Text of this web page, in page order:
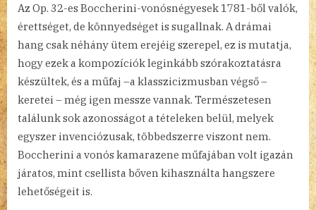
Az Op. 32-es Boccherini-vonósnégyesek 1781-ből valók,
érettséget, de könnyedséget is sugallnak. A drámai
hang csak néhány ütem erejéig szerepel, ez is mutatja,
hogy ezek a kompozíciók leginkább szórakoztatásra
készültek, és a műfaj –a klasszicizmusban végső –
keretei – még igen messze vannak. Természetesen
találunk sok azonosságot a tételeken belül, melyek
egyszer invenciózusak, többedszerre viszont nem.
Boccherini a vonós kamarazene műfajában volt igazán
járatos, mint csellista bőven kihasználta hangszere
lehetőségeit is.